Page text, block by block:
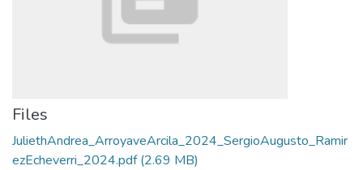
Files
JuliethAndrea_ArroyaveArcila_2024_SergioAugusto_Ramir
ezEcheverri_2024.pdf(2.69 MB)